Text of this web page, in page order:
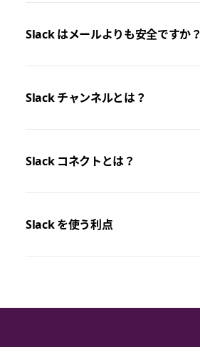
Slack はメールよりも安全ですか？
Slack チャンネルとは？
Slack コネクトとは？
Slack を使う利点